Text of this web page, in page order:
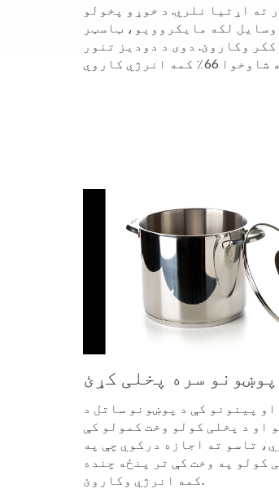
ته اړتیا نلري. د خوړو پخولو
لکه مایکروویو، ټاسټر
وکاروئ. دوی د دودیز تنور
پوښونو سره پخلی کړئ
او پینونو کې د پوښونو ساتل د
او د پخلی کولو وخت کمولو کې
تاسو ته اجازه درکوي چې په
کولو په وخت کې تر پنځه چنده